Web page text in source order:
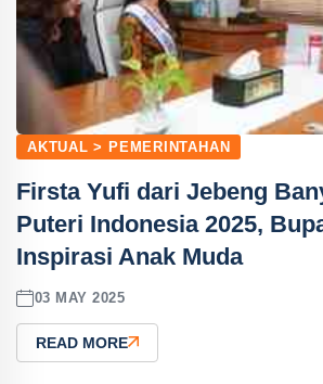
AKTUAL > PEMERINTAHAN
Firsta Yufi dari Jebeng
Puteri Indonesia 2025,
Inspirasi Anak Muda
03 MAY 2025
READ MORE